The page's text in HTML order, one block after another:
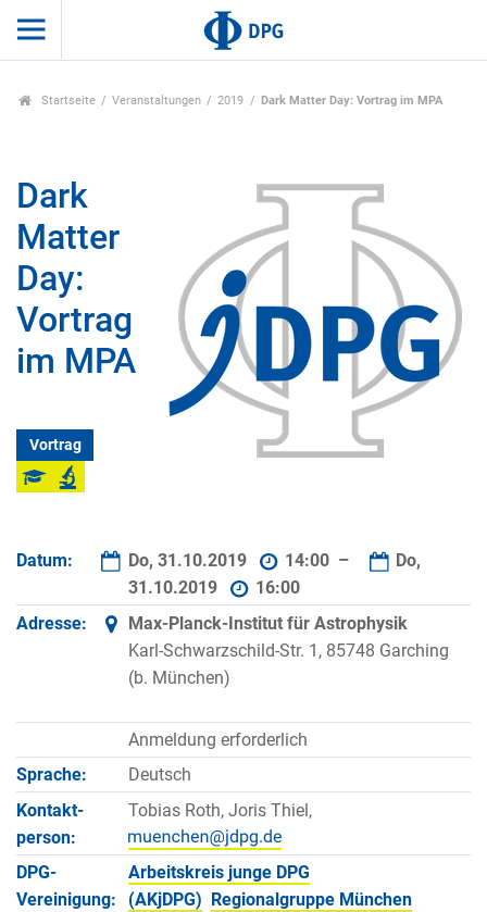
Startseite Veranstaltungen 2019 Dark Matter Day: Vortrag im MPA
Dark
Matter
Day:
Vortrag
im MPA
Vortrag
Datum: Do, 31.10.2019 14:00 –
Do,
31.10.2019
16:00
Adresse:
Max-Planck-Institut für Astrophysik
Karl-Schwarzschild-Str. 1, 85748 Garching
(b. München)
Anmeldung erforderlich
Sprache:
Deutsch
Kontakt­
person:
Tobias Roth, Joris Thiel,
DPG-
Vereinigung:
Arbeitskreis junge DPG
(AKjDPG) Regionalgruppe München